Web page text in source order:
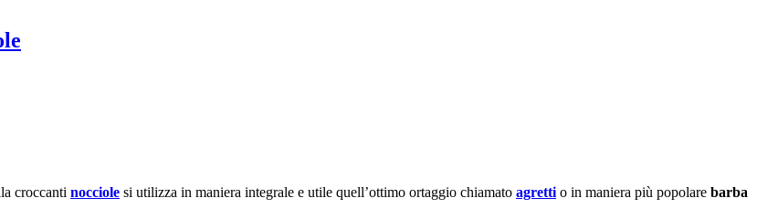
croccanti nocciole si utilizza in maniera integrale e utile quell’ottimo ortaggio chiamato agretti o in maniera più popolare barba